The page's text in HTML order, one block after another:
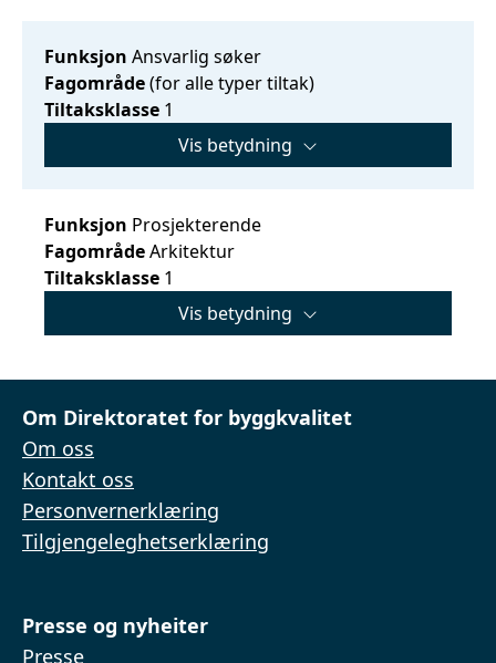
Funksjon Ansvarlig søker
Fagområde(for alle typer tiltak)
Tiltaksklasse 1
Vis betydning
Funksjon Prosjekterende
FagområdeArkitektur
Tiltaksklasse 1
Vis betydning
Om Direktoratet for byggkvalitet
Om oss
Kontakt oss
Personvernerklæring
Tilgjengeleghetserklæring
Presse og nyheiter
Presse